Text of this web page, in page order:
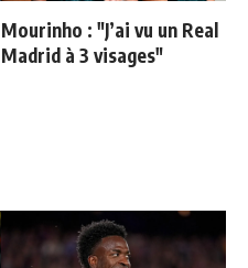
Mourinho : "J’ai vu un Real
Madrid à 3 visages"